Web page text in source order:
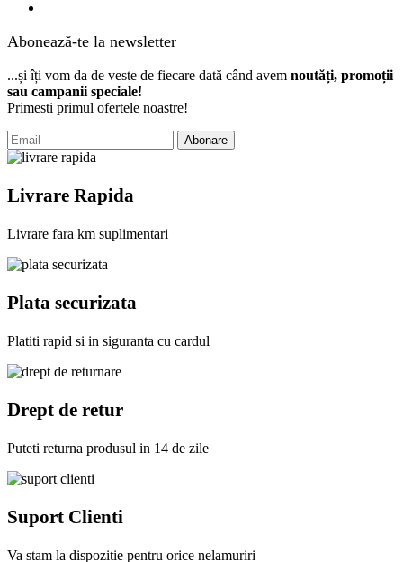
Abonează-te la newsletter
...și îți vom da de veste de fiecare dată când avem noutăți, promoții
sau campanii speciale!
Primesti primul ofertele noastre!
Abonare
Livrare Rapida
Livrare fara km suplimentari
Plata securizata
Platiti rapid si in siguranta cu cardul
Drept de retur
Puteti returna produsul in 14 de zile
Suport Clienti
Va stam la dispozitie pentru orice nelamuriri